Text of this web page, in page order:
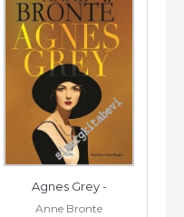
Agnes Grey -
Anne Bronte